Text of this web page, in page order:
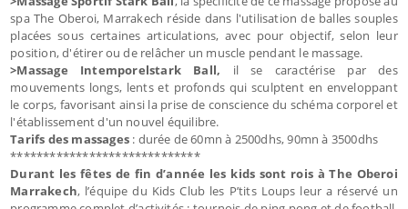
spa The Oberoi, Marrakech réside dans l'utilisation de balles souples
placées sous certaines articulations, avec pour objectif, selon leur
position, d'étirer ou de relâcher un muscle pendant le massage.
>Massage Intemporelstark Ball, il se caractérise par des
mouvements longs, lents et profonds qui sculptent en enveloppant
le corps, favorisant ainsi la prise de conscience du schéma corporel et
l'établissement d'un nouvel équilibre.
Tarifs des massages: durée de 60mn à 2500dhs, 90mn à 3500dhs
*****************************
Durant les fêtes de fin d’année les kids sont rois à The Oberoi
Marrakech, l’équipe du Kids Club les P’tits Loups leur a réservé un